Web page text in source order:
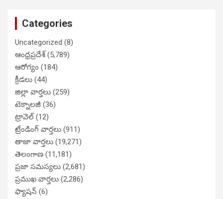
Categories
Uncategorized (8)
ఆంధ్రప్రదేశ్(5,789)
ఆరోగ్యం (184)
క్రీడలు (44)
జిల్లా వార్తలు (259)
టెక్నాలజీ (36)
ట్రావెల్(12)
ట్రేండింగ్ వార్తలు (911)
తాజా వార్తలు (19,271)
తెలంగాణ (11,181)
ప్రజా సమస్యలు (2,681)
ప్రముఖ వార్తలు (2,286)
ఫ్యాషన్ (6)